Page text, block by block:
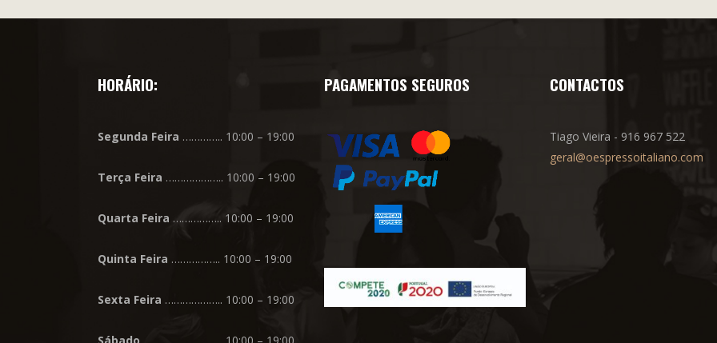
HORÁRIO:
Segunda Feira ………….. 10:00 – 19:00
Terça Feira ……………….. 10:00 – 19:00
Quarta Feira …………….. 10:00 – 19:00
Quinta Feira …………….. 10:00 – 19:00
Sexta Feira ……………….. 10:00 – 19:00
PAGAMENTOS SEGUROS CONTACTOS
Tiago Vieira - 916 967 522
geral@oespressoitaliano.com